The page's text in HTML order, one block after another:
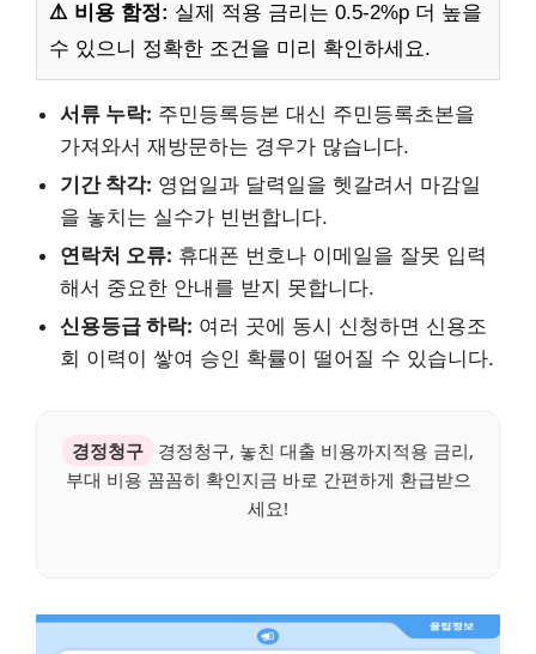
⚠️ 비용 함정: 실제 적용 금리는 0.5-2%p 더 높을
수 있으니 정확한 조건을 미리 확인하세요.
서류 누락: 주민등록등본 대신 주민등록초본을
가져와서 재방문하는 경우가 많습니다.
기간 착각: 영업일과 달력일을 헷갈려서 마감일
을 놓치는 실수가 빈번합니다.
연락처 오류: 휴대폰 번호나 이메일을 잘못 입력
해서 중요한 안내를 받지 못합니다.
신용등급 하락: 여러 곳에 동시 신청하면 신용조
회 이력이 쌓여 승인 확률이 떨어질 수 있습니다.
경정청구
경정청구, 놓친 대출 비용까지적용 금리,
부대 비용 꼼꼼히 확인지금 바로 간편하게 환급받으
세요!